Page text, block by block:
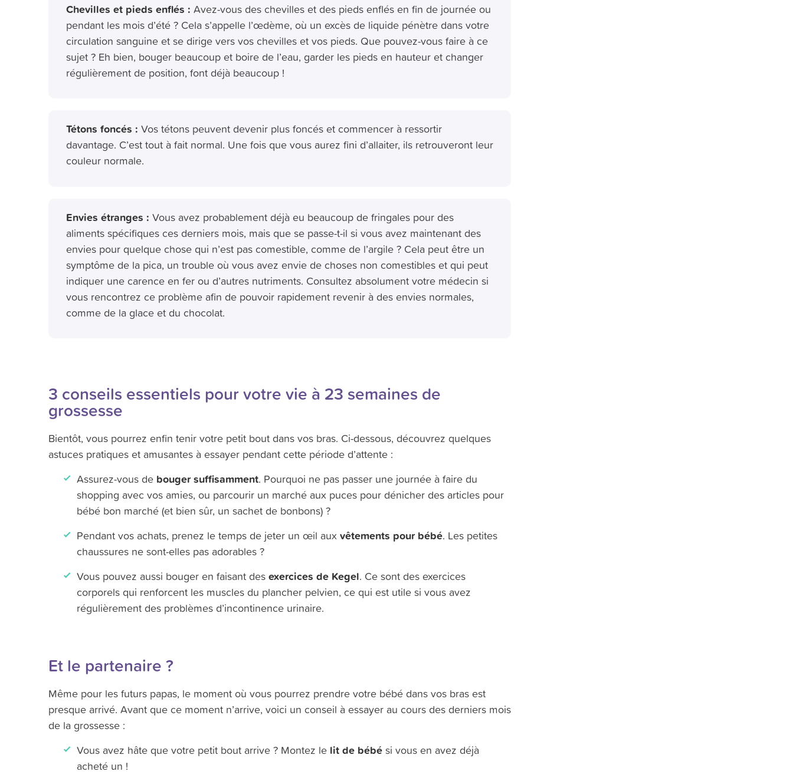
Chevilles et pieds enflés : Avez-vous des chevilles et des pieds enflés en fin de journée ou
pendant les mois d’été ? Cela s’appelle l’œdème, où un excès de liquide pénètre dans votre
circulation sanguine et se dirige vers vos chevilles et vos pieds. Que pouvez-vous faire à ce
sujet ? Eh bien, bouger beaucoup et boire de l’eau, garder les pieds en hauteur et changer
régulièrement de position, font déjà beaucoup !
Tétons foncés : Vos tétons peuvent devenir plus foncés et commencer à ressortir
davantage. C’est tout à fait normal. Une fois que vous aurez fini d’allaiter, ils retrouveront leur
couleur normale.
Envies étranges : Vous avez probablement déjà eu beaucoup de fringales pour des
aliments spécifiques ces derniers mois, mais que se passe-t-il si vous avez maintenant des
envies pour quelque chose qui n’est pas comestible, comme de l’argile ? Cela peut être un
symptôme de la pica, un trouble où vous avez envie de choses non comestibles et qui peut
indiquer une carence en fer ou d’autres nutriments. Consultez absolument votre médecin si
vous rencontrez ce problème afin de pouvoir rapidement revenir à des envies normales,
comme de la glace et du chocolat.
3 conseils essentiels pour votre vie à 23 semaines de
grossesse
Bientôt, vous pourrez enfin tenir votre petit bout dans vos bras. Ci-dessous, découvrez quelques
astuces pratiques et amusantes à essayer pendant cette période d’attente :
Assurez-vous de bouger suffisamment. Pourquoi ne pas passer une journée à faire du
shopping avec vos amies, ou parcourir un marché aux puces pour dénicher des articles pour
bébé bon marché (et bien sûr, un sachet de bonbons) ?
Pendant vos achats, prenez le temps de jeter un œil aux vêtements pour bébé. Les petites
chaussures ne sont-elles pas adorables ?
Vous pouvez aussi bouger en faisant des exercices de Kegel. Ce sont des exercices
corporels qui renforcent les muscles du plancher pelvien, ce qui est utile si vous avez
régulièrement des problèmes d’incontinence urinaire.
Et le partenaire ?
Même pour les futurs papas, le moment où vous pourrez prendre votre bébé dans vos bras est
presque arrivé. Avant que ce moment n’arrive, voici un conseil à essayer au cours des derniers mois
de la grossesse :
Vous avez hâte que votre petit bout arrive ? Montez le lit de bébé si vous en avez déjà
acheté un !